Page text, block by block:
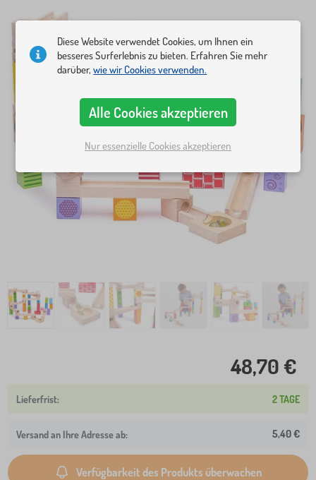
48,70 €
2 TAGE
Versand an Ihre Adresse ab: 5,40 €
Verfügbarkeit des Produkts überwachen
Diese Website verwendet Cookies, um Ihnen ein
besseres Surferlebnis zu bieten. Erfahren Sie mehr
darüber,wie wir Cookies verwenden.
Alle Cookies akzeptieren
Nur essenzielle Cookies akzeptieren